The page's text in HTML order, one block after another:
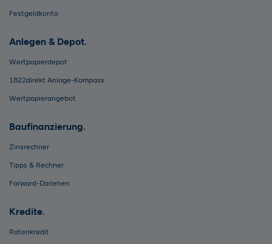
Festgeldkonto
Anlegen & Depot
Wertpapierdepot
1822direkt Anlage-Kompass
Wertpapierangebot
Baufinanzierung
Zinsrechner
Tipps & Rechner
Forward-Darlehen
Kredite
Ratenkredit